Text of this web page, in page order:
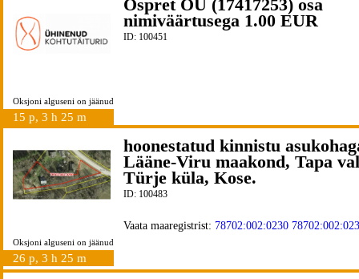
Oksjoni alguseni on jäänud
15 p, 3 h 25 m
Ospret OÜ (17417253) osa
nimiväärtusega 1.00 EUR
ID: 100451
Oksjoni alguseni on jäänud
26 p, 3 h 25 m
hoonestatud kinnistu
Lääne-Viru maakond, Tapa
Türje küla, Kose.
ID: 100483
Vaata maaregistrist: 78702:002:0230